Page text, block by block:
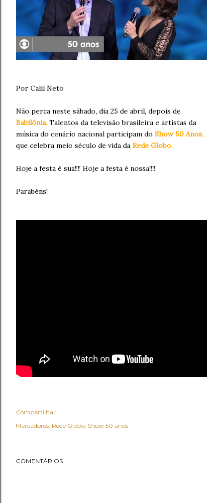
Por Calil Neto
Não perca neste sábado, dia 25 de abril, depois de
Babilônia. Talentos da televisão brasileira e artistas da
música do cenário nacional participam do Show 50 Anos,
que celebra meio século de vida da Rede Globo.
Hoje a festa é sua!!!! Hoje a festa é nossa!!!!
Parabéns!
Compartilhar
Marcadores: Rede Globo Show 50 anos
COMENTÁRIOS